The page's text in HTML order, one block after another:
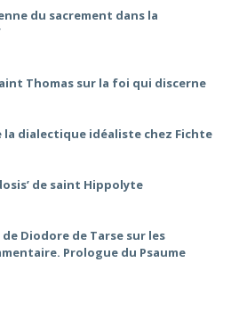
du sacrement dans la
Thomas sur la foi qui discerne
la dialectique idéaliste chez Fichte
de saint Hippolyte
Diodore de Tarse sur les
Prologue du Psaume